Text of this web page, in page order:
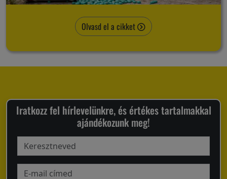
Olvasd el a cikket
Iratkozz fel hírlevelünkre, és értékes tartalmakkal
ajándékozunk meg!